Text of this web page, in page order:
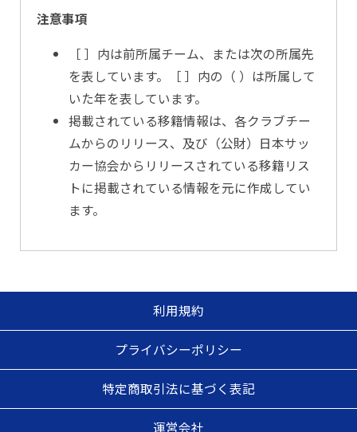
注意事項
［ ］内は前所属チーム、または次の所属先
を表しています。［ ］内の（ ）は所属して
いた年を表しています。
掲載されている移籍情報は、各クラブチー
ムからのリリース、及び（公財）日本サッ
カー協会からリリースされている移籍リス
トに掲載されている情報を元に作成してい
ます。
利用規約
プライバシーポリシー
特定商取引法に基づく表記
運営会社